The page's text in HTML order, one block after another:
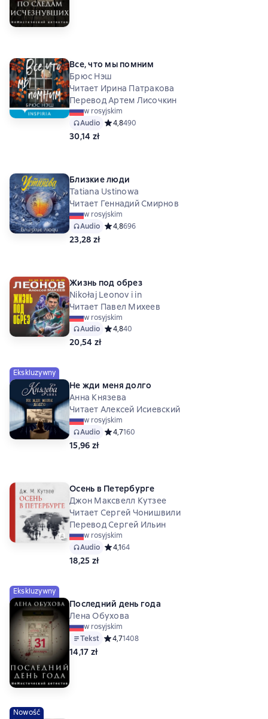
Все, что мы помним
Брюс Нэш
Читает Ирина Патракова
Перевод Артем Лисочкин
w rosyjskim
Audio Средний рейтинг 4,8 на основе 490 оценок
4,8490
30,14 zł
Близкие люди
Tatiana Ustinowa
Читает Геннадий Смирнов
w rosyjskim
Audio Средний рейтинг 4,8 на основе 696 оценок
4,8696
23,28 zł
Жизнь под обрез
Nikołaj Leonov i in
Читает Павел Михеев
w rosyjskim
Audio Средний рейтинг 4,8 на основе 40 оценок
4,840
20,54 zł
Ekskluzywny
Не жди меня долго
Анна Князева
Читает Алексей Исиевский
w rosyjskim
Audio Средний рейтинг 4,7 на основе 160 оценок
4,7160
15,96 zł
Осень в Петербурге
Джон Максвелл Кутзее
Читает Сергей Чонишвили
Перевод Сергей Ильин
w rosyjskim
Audio Средний рейтинг 4,1 на основе 64 оценок
4,164
18,25 zł
Ekskluzywny
Последний день года
Лена Обухова
w rosyjskim
Tekst Средний рейтинг 4,7 на основе 1408 оценок
4,71408
14,17 zł
Nowość